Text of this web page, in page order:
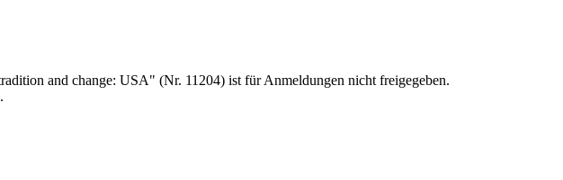
and change: USA" (Nr. 11204) ist für Anmeldungen nicht freigegeben.